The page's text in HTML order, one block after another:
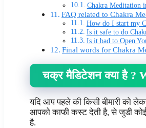
Chakra Meditation
FAQ related to Chakra
How do I start my
Is it safe to do
Is it bad to Open
Final words for Chakra
चक्र मैडिटेशन क्या है ?
यदि आप पहले की किसी बीमारी को
आपको काफी कस्ट देती है, से जुडी कोई
है.